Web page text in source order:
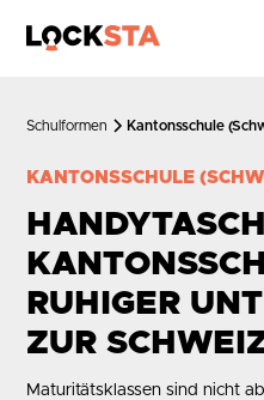
Schulformen Kantonsschule
KANTONSSCHULE
RUHIGER
ZUR
Maturitätsklassen sind nicht